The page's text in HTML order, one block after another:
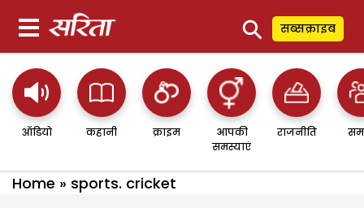
⚲ सब्सक्राइब
ऑडियो कहानी क्राइम
आपकी
समस्याएं
राजनीति
Home » sports. cricket